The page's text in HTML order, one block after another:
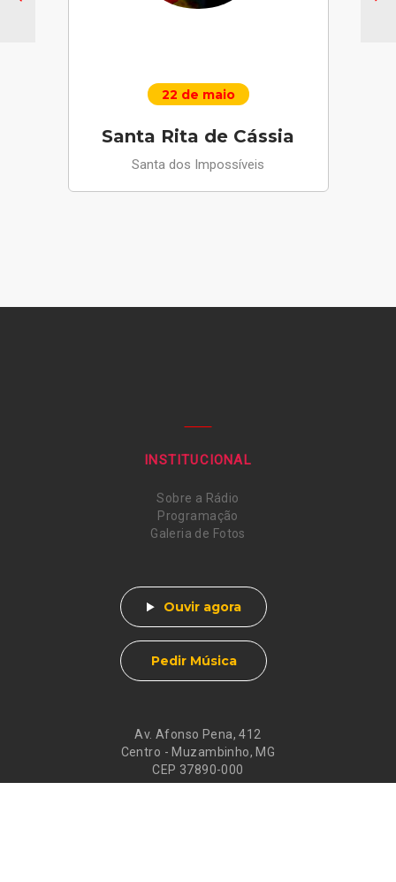
22 de maio
Santa Rita de Cássia
Santa dos Impossíveis
Av. Afonso Pena, 412
Centro - Muzambinho, MG
CEP 37890-000
INSTITUCIONAL
Sobre a Rádio
Programação
Galeria de Fotos
Ouvir agora
Pedir Música